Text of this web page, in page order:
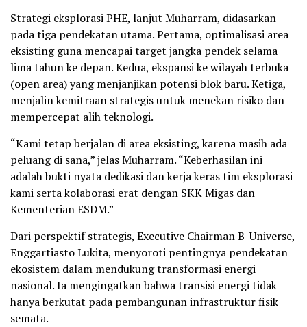
Strategi eksplorasi PHE, lanjut Muharram, didasarkan
pada tiga pendekatan utama. Pertama, optimalisasi area
eksisting guna mencapai target jangka pendek selama
lima tahun ke depan. Kedua, ekspansi ke wilayah terbuka
(open area) yang menjanjikan potensi blok baru. Ketiga,
menjalin kemitraan strategis untuk menekan risiko dan
mempercepat alih teknologi.
“Kami tetap berjalan di area eksisting, karena masih ada
peluang di sana,” jelas Muharram. “Keberhasilan ini
adalah bukti nyata dedikasi dan kerja keras tim eksplorasi
kami serta kolaborasi erat dengan SKK Migas dan
Kementerian ESDM.”
Dari perspektif strategis, Executive Chairman B-Universe,
Enggartiasto Lukita, menyoroti pentingnya pendekatan
ekosistem dalam mendukung transformasi energi
nasional. Ia mengingatkan bahwa transisi energi tidak
hanya berkutat pada pembangunan infrastruktur fisik
semata.